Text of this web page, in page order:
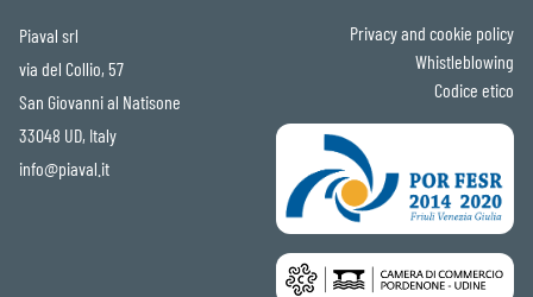
Piaval srl
via del Collio, 57
San Giovanni al Natisone
33048 UD, Italy
info@piaval.it
Privacy and cookie policy
Whistleblowing
Codice etico